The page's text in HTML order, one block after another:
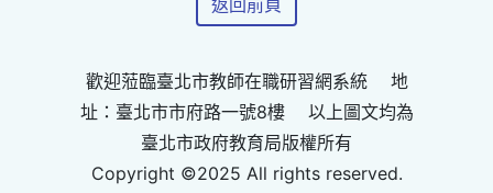
歡迎蒞臨臺北市教師在職研習網系統 地
址：臺北市市府路一號8樓 以上圖文均為
臺北市政府教育局版權所有
Copyright ©2025 All rights reserved.